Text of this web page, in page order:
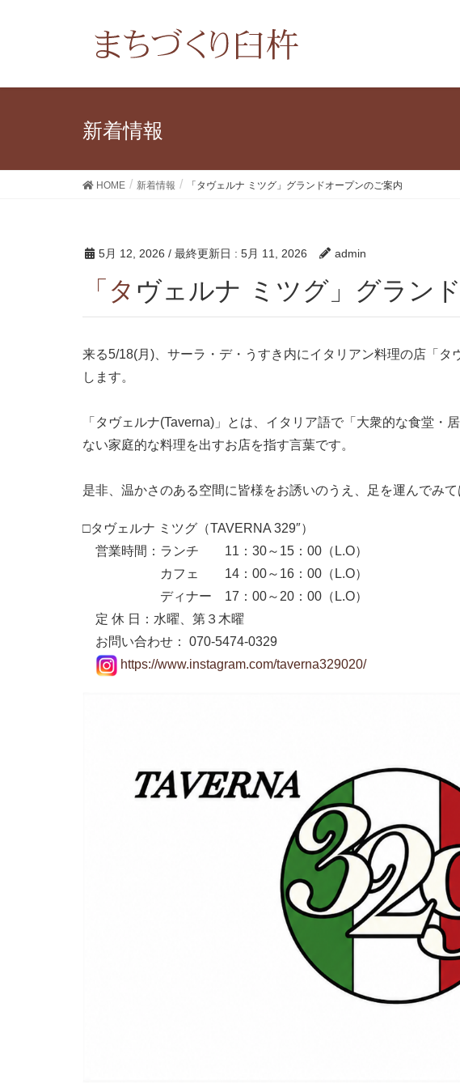
新着情報
HOME 新着情報 「タヴェルナ ミツグ」グランドオープンのご案内
5月 12, 2026 / 最終更新日 : 5月 11, 2026 admin
「タヴェルナ ミツグ」グラ
来る5/18(月)、サーラ・デ・うすき内にイタリアン料理の店「タ
します。
「タヴェルナ(Taverna)」とは、イタリア語で「大衆的な食堂・
ない家庭的な料理を出すお店を指す言葉です。
是非、温かさのある空間に皆様をお誘いのうえ、足を運んでみて
□タヴェルナ ミツグ（TAVERNA 329″）
営業時間：ランチ 11：30～15：00（L.O）
カフェ 14：00～16：00（L.O）
ディナー 17：00～20：00（L.O）
定 休 日：水曜、第３木曜
お問い合わせ： 070-5474-0329
https://www.instagram.com/taverna329020/